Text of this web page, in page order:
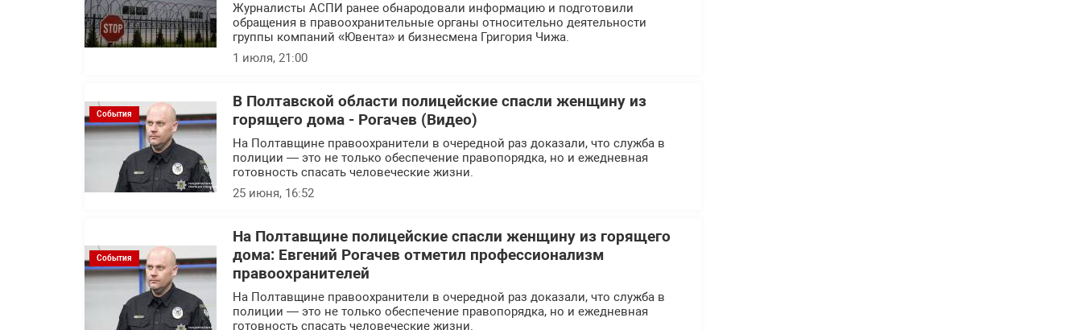
Журналисты АСПИ ранее обнародовали информацию и подготовили
обращения в правоохранительные органы относительно деятельности
группы компаний «Ювента» и бизнесмена Григория Чижа.
1 июля, 21:00
События
В Полтавской области полицейские спасли женщину из
горящего дома - Рогачев (Видео)
На Полтавщине правоохранители в очередной раз доказали, что служба в
полиции — это не только обеспечение правопорядка, но и ежедневная
готовность спасать человеческие жизни.
25 июня, 16:52
События
На Полтавщине полицейские спасли женщину из горящего
дома: Евгений Рогачев отметил профессионализм
правоохранителей
На Полтавщине правоохранители в очередной раз доказали, что служба в
полиции — это не только обеспечение правопорядка, но и ежедневная
готовность спасать человеческие жизни.